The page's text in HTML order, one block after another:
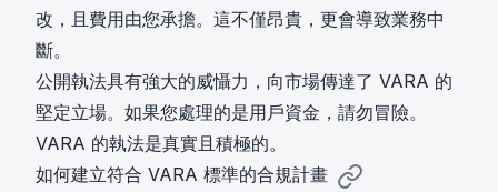
改，且費用由您承擔。這不僅昂貴，更會導致業務中
斷。
公開執法具有強大的威懾力，向市場傳達了 VARA 的
堅定立場。如果您處理的是用戶資金，請勿冒險。
VARA 的執法是真實且積極的。
如何建立符合 VARA 標準的合規計畫